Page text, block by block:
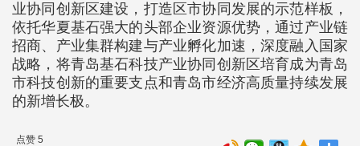
业协同创新区建设，打造区市协同发展的示范样板，
依托华夏基石强大的头部企业资源优势，通过产业链
招商、产业集群构建与产业孵化加速，深度融入国家
战略，将青岛基石科技产业协同创新区培育成为青岛
市科技创新的重要支点和青岛市经济高质量持续发展
的新增长极。
点赞 5